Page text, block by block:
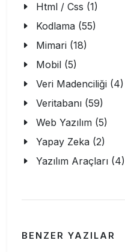
Html / Css (1)
Kodlama (55)
Mimari (18)
Mobil (5)
Veri Madenciliği (4)
Veritabanı (59)
Web Yazılım (5)
Yapay Zeka (2)
Yazılım Araçları (4)
BENZER YAZILAR